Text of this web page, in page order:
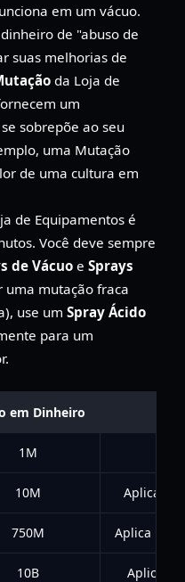
em um vácuo.
de "abuso de
suas melhorias de
da Loja de
um
sobrepõe ao seu
uma Mutação
de uma cultura em
de Equipamentos é
Você deve sempre
de Vácuo e Sprays
uma mutação fraca
use um Spray Ácido
para um
em Dinheiro
1M
10M Aplica
750M Aplica
10B Aplica